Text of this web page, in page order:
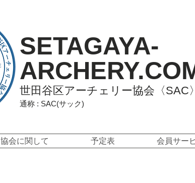
SETAGAYA-
世田谷区アーチェリー協会〈SAC〉
通称 : SAC(サック)
協会に関して 予定表 会員サー